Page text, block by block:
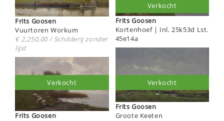
Frits Goosen
Vuurtoren Workum
€ 2,250,00 / Schilderij zonder
lijst
Frits Goosen
Verkocht
Frits Goosen
Kortenhoef | Inl. 25k53d Lst.
45e14a
Verkocht
Frits Goosen
Groote Keeten
Verkocht